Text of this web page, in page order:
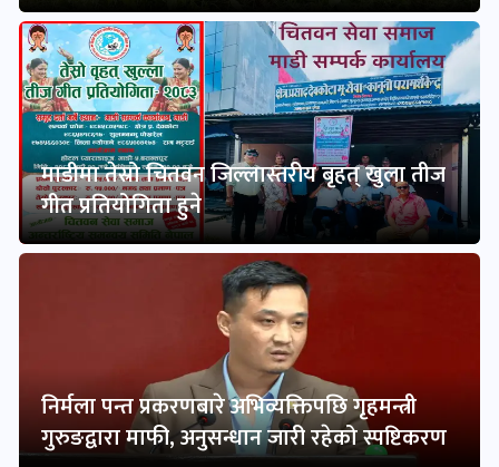
माडीमा तेस्रो चितवन जिल्लास्तरीय बृहत् खुला तीज
गीत प्रतियोगिता हुने
निर्मला पन्त प्रकरणबारे अभिव्यक्तिपछि गृहमन्त्री
गुरुङद्वारा माफी, अनुसन्धान जारी रहेको स्पष्टिकरण